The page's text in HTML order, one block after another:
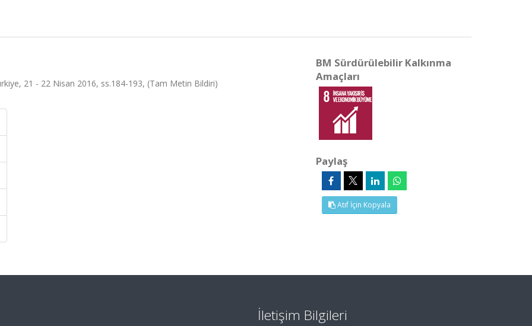
21 - 22 Nisan 2016, ss.184-193, (Tam Metin Bildiri)
BM Sürdürülebilir Kalkınma
Amaçları
Paylaş
Atıf İçin Kopyala
İletişim Bilgileri